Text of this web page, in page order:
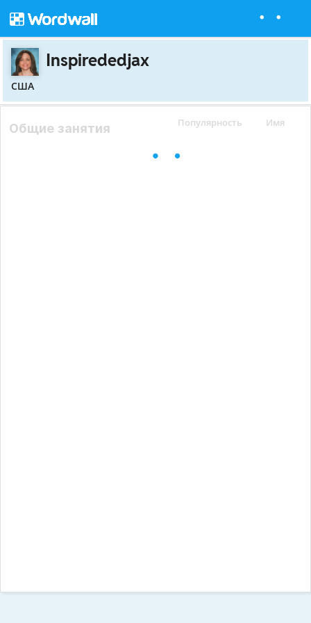
Inspirededjax
США
Популярность Имя
Общие занятия